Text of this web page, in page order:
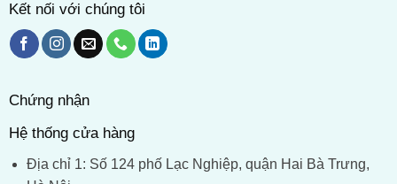
Kết nối với chúng tôi
Chứng nhận
Hệ thống cửa hàng
Địa chỉ 1: Số 124 phố Lạc Nghiệp, quận Hai Bà Trưng,